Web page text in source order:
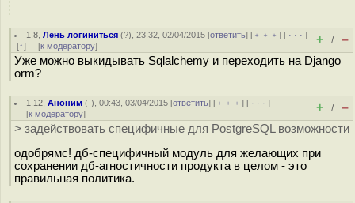
1.8 ,Лень логиниться (?), 23:32, 02/04/2015 [ответить] [ ﹢﹢﹢] [ · · ·]
[↑] [к модератору] + / –
Уже можно выкидывать Sqlalchemy и переходить на Django
orm?
1.12 ,Аноним (-), 00:43, 03/04/2015 [ответить] [ ﹢﹢﹢] [ · · ·]
[к модератору] + / –
> задействовать специфичные для PostgreSQL возможности
одобрямс! дб-специфичный модуль для желающих при
сохранении дб-агностичности продукта в целом - это
правильная политика.